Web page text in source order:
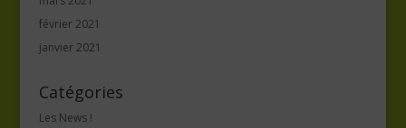
février 2021
janvier 2021
Catégories
Les News !